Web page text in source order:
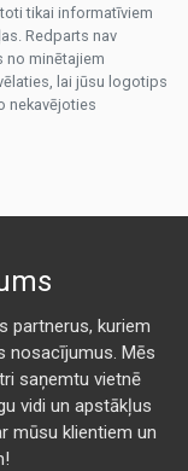
tikai informatīviem
Redparts nav
no minētajiem
lai jūsu logotips
nekavējoties
partnerus, kuriem
nosacījumus. Mēs
saņemtu vietnē
vidi un apstākļus
mūsu klientiem un